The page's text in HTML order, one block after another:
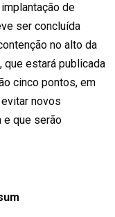
de
ser concluída
no alto da
que estará publicada
cinco pontos, em
novos
e que serão